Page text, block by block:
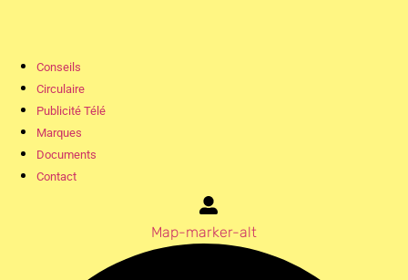
Conseils
Circulaire
Publicité Télé
Marques
Documents
Contact
Map-marker-alt